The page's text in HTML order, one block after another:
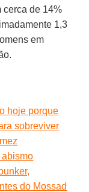
cerca de 14%
1,3
em
hoje porque
sobreviver
abismo
do Mossad